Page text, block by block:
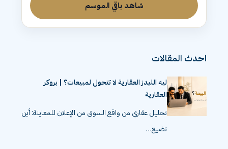
شاهد باقي الموسم
احدث المقالات
ليه الليدز العقارية لا تتحول لمبيعات؟ | بروكر
العقارية
تحليل عقاري من واقع السوق من الإعلان للمعاينة: أين
تضيع…